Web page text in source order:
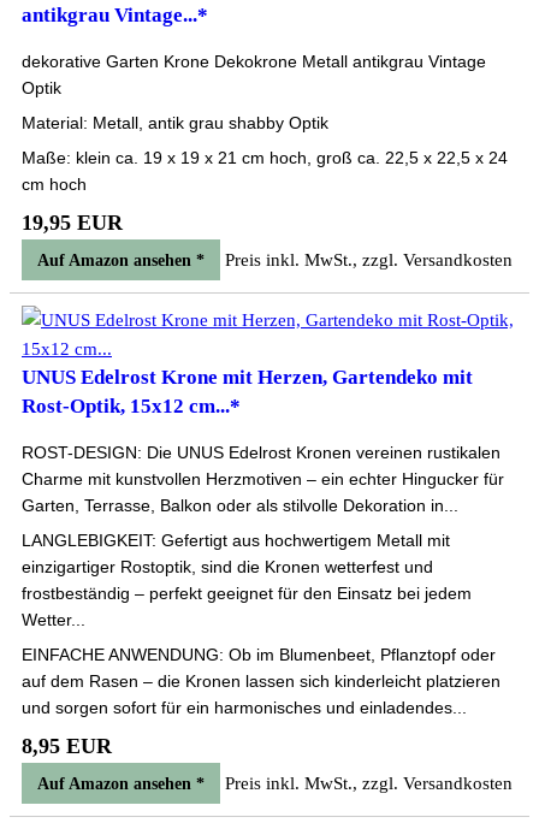
antikgrau Vintage...*
dekorative Garten Krone Dekokrone Metall antikgrau Vintage
Optik
Material: Metall, antik grau shabby Optik
Maße: klein ca. 19 x 19 x 21 cm hoch, groß ca. 22,5 x 22,5 x 24
cm hoch
19,95 EUR
Auf Amazon ansehen * Preis inkl. MwSt., zzgl. Versandkosten
UNUS Edelrost Krone mit Herzen, Gartendeko mit
Rost-Optik, 15x12 cm...*
ROST-DESIGN: Die UNUS Edelrost Kronen vereinen rustikalen
Charme mit kunstvollen Herzmotiven – ein echter Hingucker für
Garten, Terrasse, Balkon oder als stilvolle Dekoration in...
LANGLEBIGKEIT: Gefertigt aus hochwertigem Metall mit
einzigartiger Rostoptik, sind die Kronen wetterfest und
frostbeständig – perfekt geeignet für den Einsatz bei jedem
Wetter...
EINFACHE ANWENDUNG: Ob im Blumenbeet, Pflanztopf oder
auf dem Rasen – die Kronen lassen sich kinderleicht platzieren
und sorgen sofort für ein harmonisches und einladendes...
8,95 EUR
Auf Amazon ansehen * Preis inkl. MwSt., zzgl. Versandkosten